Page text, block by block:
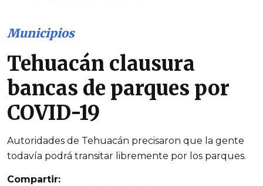
Municipios
Tehuacán clausura
bancas de parques por
COVID-19
Autoridades de Tehuacán precisaron que la gente
todavía podrá transitar libremente por los parques.
Compartir: